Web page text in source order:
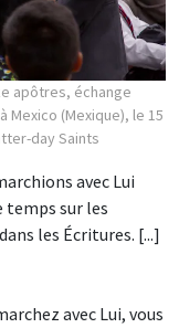
apôtres, échange
Mexico (Mexique), le 15
day Saints
avec Lui
temps sur les
les Écritures. [...]
avec Lui, vous